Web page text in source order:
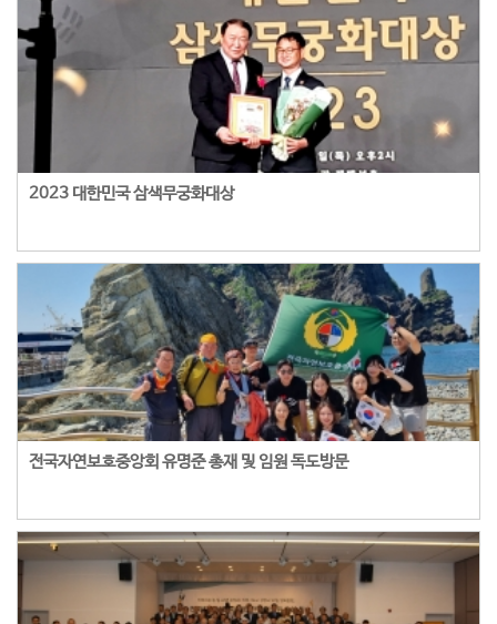
2023 대한민국 삼색무궁화대상
전국자연보호중앙회 유명준 총재 및 임원 독도방문